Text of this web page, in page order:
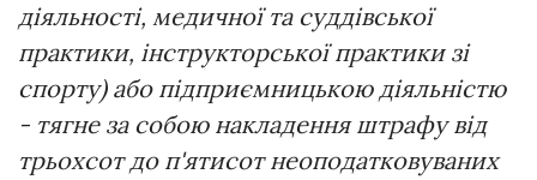
діяльності, медичної та суддівської
практики, інструкторської практики зі
спорту) або підприємницькою діяльністю
- тягне за собою накладення штрафу від
трьохсот до п'ятисот неоподатковуваних